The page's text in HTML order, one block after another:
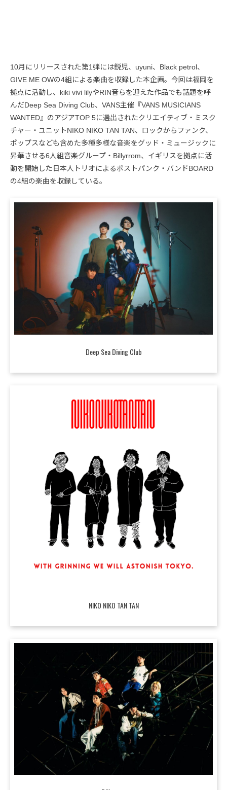
10月にリリースされた第1弾には鋭児、uyuni、Black petrol、
GIVE ME OWの4組による楽曲を収録した本企画。今回は福岡を
拠点に活動し、kiki vivi lilyやRIN音らを迎えた作品でも話題を呼
んだDeep Sea Diving Club、VANS主催『VANS MUSICIANS
WANTED』のアジアTOP 5に選出されたクリエイティブ・ミスク
チャー・ユニットNIKO NIKO TAN TAN、ロックからファンク、
ポップスなども含めた多種多様な音楽をグッド・ミュージックに
昇華させる6人組音楽グループ・Billyrrom、イギリスを拠点に活
動を開始した日本人トリオによるポストパンク・バンドBOARD
の4組の楽曲を収録している。
Deep Sea Diving Club
NIKO NIKO TAN TAN